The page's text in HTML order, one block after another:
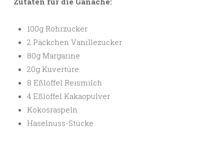
100g Rohrzucker
2 Päckchen Vanillezucker
80g Margarine
20g Kuvertüre
8 Eßlöffel Reismilch
4 Eßlöffel Kakaopulver
Kokosraspeln
Haselnuss-Stücke